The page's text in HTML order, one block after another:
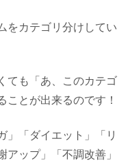
をカテゴリ分けしてい
ても「あ、このカテゴ
ことが出来るのです！
」「ダイエット」「リ
ップ」「不調改善」